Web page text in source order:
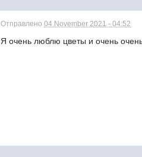
Отправлено04 November 2021 - 04:52
Я очень люблю цветы и очень